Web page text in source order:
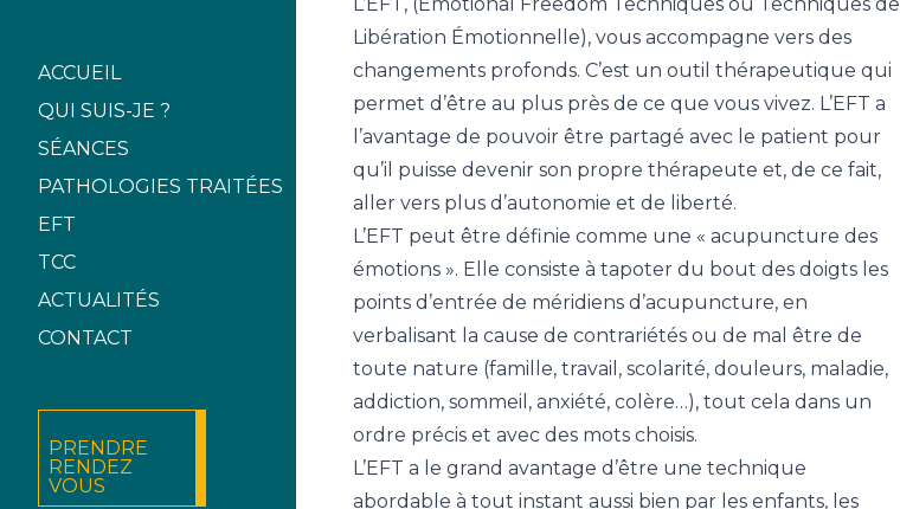
ACCUEIL
QUI SUIS-JE ?
SÉANCES
PATHOLOGIES TRAITÉES
EFT
TCC
ACTUALITÉS
CONTACT
PRENDRE
RENDEZ
VOUS
Libération Émotionnelle), vous accompagne vers des
changements profonds. C’est un outil thérapeutique qui
permet d’être au plus près de ce que vous vivez. L’EFT a
l’avantage de pouvoir être partagé avec le patient pour
qu’il puisse devenir son propre thérapeute et, de ce fait,
aller vers plus d’autonomie et de liberté.
L’EFT peut être définie comme une « acupuncture des
émotions ». Elle consiste à tapoter du bout des doigts les
points d’entrée de méridiens d’acupuncture, en
verbalisant la cause de contrariétés ou de mal être de
toute nature (famille, travail, scolarité, douleurs, maladie,
addiction, sommeil, anxiété, colère…), tout cela dans un
ordre précis et avec des mots choisis.
L’EFT a le grand avantage d’être une technique
abordable à tout instant aussi bien par les enfants, les